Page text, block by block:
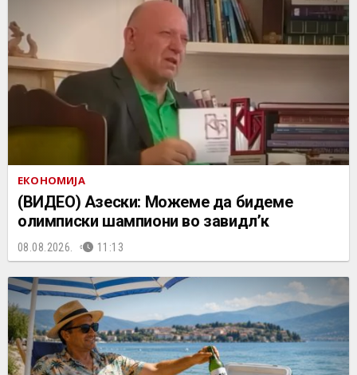
ЕКОНОМИЈА
(ВИДЕО) Азески: Можеме да бидеме
олимписки шампиони во завидл’к
08.08.2026. 11:13